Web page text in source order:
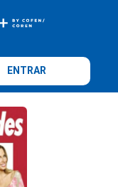
ENTRAR